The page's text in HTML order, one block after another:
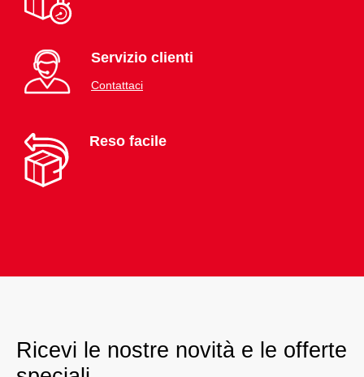
Servizio clienti
Contattaci
Reso facile
Ricevi le nostre novità e le offerte